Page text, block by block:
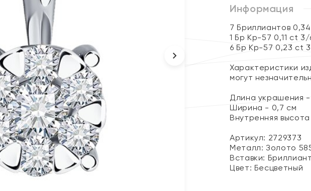
Информация
7 Бриллиантов
1 Бр Кр-57 0,11 ct
6 Бр Кр-57 0,23 ct
Характеристики
могут
Длина украшения -
Ширина - 0,7 см
Внутренняя
Артикул: 2729373
Металл:Золото
Вставки: Бриллиант
Цвет: Бесцветный